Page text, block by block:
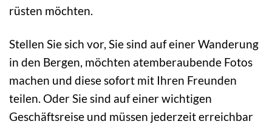
rüsten möchten.
Stellen Sie sich vor, Sie sind auf einer Wanderung
in den Bergen, möchten atemberaubende Fotos
machen und diese sofort mit Ihren Freunden
teilen. Oder Sie sind auf einer wichtigen
Geschäftsreise und müssen jederzeit erreichbar